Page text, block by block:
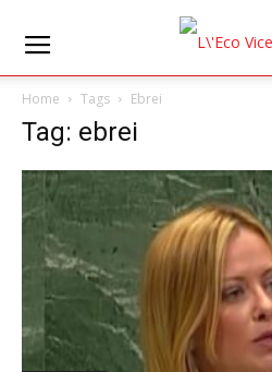
Home Tags Ebrei
Tag: ebrei